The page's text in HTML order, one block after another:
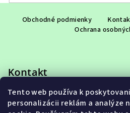
Tento web používa k
personalizácii reklám a analýze
i
Obchodné podmienky
Ochrana
Kontakt
eshop@adet.sk
+421 948 953 910